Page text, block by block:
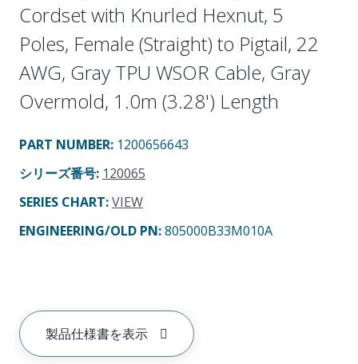
Cordset with Knurled Hexnut, 5
Poles, Female (Straight) to Pigtail, 22
AWG, Gray TPU WSOR Cable, Gray
Overmold, 1.0m (3.28') Length
PART NUMBER: 1200656643
シリーズ番号: 120065
SERIES CHART:VIEW
ENGINEERING/OLD PN:805000B33M010A
製品仕様書を表示